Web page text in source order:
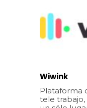
Wiwink
Plataforma
tele